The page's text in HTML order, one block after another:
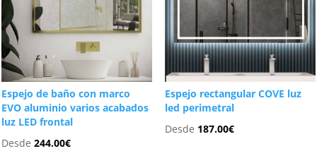
Espejo de baño con marco
EVO aluminio varios acabados
luz LED frontal
Desde244.00€
Espejo rectangular COVE luz
led perimetral
Desde 187.00€